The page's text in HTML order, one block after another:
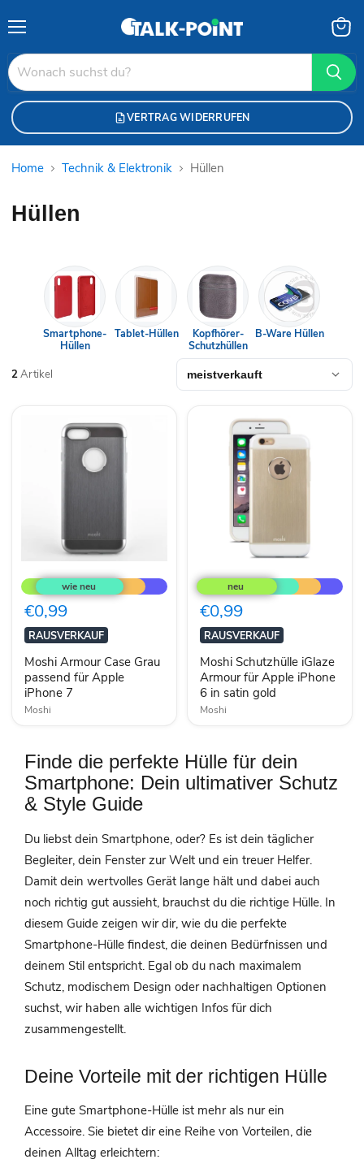
VERTRAG WIDERRUFEN
Home Technik & Elektronik Hüllen
Hüllen
Smartphone-
Hüllen
Tablet-Hüllen
Kopfhörer-
Schutzhüllen
B-Ware Hüllen
2Artikel
Armour
Case
Grau
passend
für
Apple
iPhone
7
€0,99
RAUSVERKAUF
Moshi Armour Case Grau
passend für Apple
iPhone 7
Moshi
Schutzhülle
iGlaze
Armour
für
Apple
iPhone
6
in
satin
gold
€0,99
RAUSVERKAUF
Moshi Schutzhülle iGlaze
Armour für Apple iPhone
6 in satin gold
Moshi
Finde die perfekte Hülle für dein
Smartphone: Dein ultimativer Schutz
& Style Guide
Du liebst dein Smartphone, oder? Es ist dein täglicher
Begleiter, dein Fenster zur Welt und ein treuer Helfer.
Damit dein wertvolles Gerät lange hält und dabei auch
noch richtig gut aussieht, brauchst du die richtige Hülle. In
diesem Guide zeigen wir dir, wie du die perfekte
Smartphone-Hülle findest, die deinen Bedürfnissen und
deinem Stil entspricht. Egal ob du nach maximalem
Schutz, modischem Design oder nachhaltigen Optionen
suchst, wir haben alle wichtigen Infos für dich
zusammengestellt.
Deine Vorteile mit der richtigen Hülle
Eine gute Smartphone-Hülle ist mehr als nur ein
Accessoire. Sie bietet dir eine Reihe von Vorteilen, die
deinen Alltag erleichtern: